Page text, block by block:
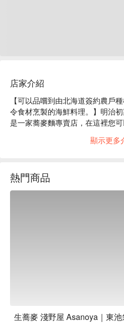
店家介紹
【可以品嚐到由北海道簽約農戶
令食材烹製的海鮮料理。】明治
是一家蕎麥麵專賣店，在這裡您
研磨，以2:8的比例研磨，香濃滑
店內是充滿溫暖木質質感的日式空
圍。您可以一邊沉浸在蕎麥麵的
顯示更多
熱門商品
生蕎麥 淺野屋 Asanoya｜東